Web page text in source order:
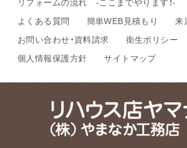
よくある質問
簡単WEB見積もり
来
お問い合わせ・資料請求
衛生ポリシー
個人情報保護方針
サイトマップ